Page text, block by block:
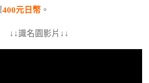
400元日幣 。
↓↓識名園影片↓↓